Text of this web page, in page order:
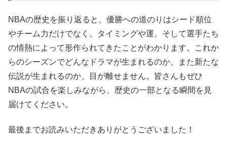
NBAの歴史を振り返ると、優勝への道のりはシード順位
やチーム力だけでなく、タイミングや運、そして選手たち
の情熱によって形作られてきたことがわかります。これか
らのシーズンでどんなドラマが生まれるのか、また新たな
伝説が生まれるのか、目が離せません。皆さんもぜひ
NBAの試合を楽しみながら、歴史の一部となる瞬間を見
届けてください。
最後までお読みいただきありがとうございました！